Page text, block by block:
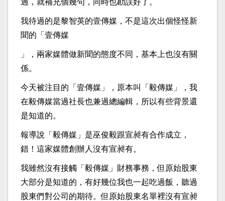
我待過的是黎智英的壹傳媒，不是這次出個怪怪新
聞的「壹傳媒
」，兩家媒體做新聞的態度不同，基本上也沒有關
係。
今天被注目的「壹傳媒」，原本叫「毅傳媒」，我
在毅傳媒當過社長也兼過總編輯，所以有些背景還
是知道的。
報導說「毅傳媒」是巫俊毅跟宣昶有合作成立，
錯！這家媒體創辦人沒有宣昶有。
我雖然沒有接觸「毅傳媒」財務事務，但原始股東
大部分是知道的，有好幾位我也一起吃過飯，聽過
股東們對公司的期待。但原始股東名單裡沒有宣昶